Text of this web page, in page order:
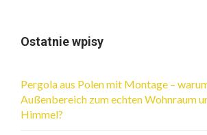
Ostatnie wpisy
Pergola aus Polen mit Montage –
Außenbereich zum echten Wohnraum
Himmel?